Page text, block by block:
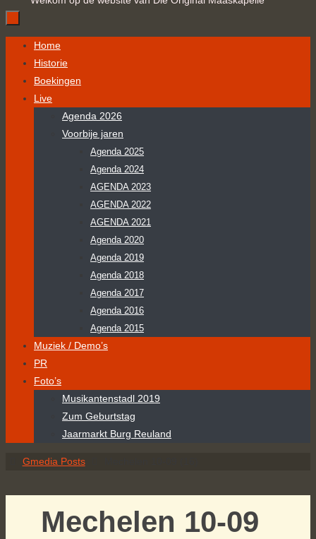
naar
inhoud
Home
Historie
Boekingen
Live
Agenda 2026
Voorbije jaren
Agenda 2025
Agenda 2024
AGENDA 2023
AGENDA 2022
AGENDA 2021
Agenda 2020
Agenda 2019
Agenda 2018
Agenda 2017
Agenda 2016
Agenda 2015
Muziek / Demo’s
PR
Foto’s
Musikantenstadl 2019
Zum Geburtstag
Jaarmarkt Burg Reuland
HomeGmedia Posts
Mechelen 10-09